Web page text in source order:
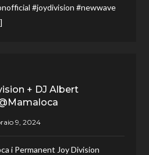
#joydivision #newwave
+ DJ Albert
i Permanent Joy Division